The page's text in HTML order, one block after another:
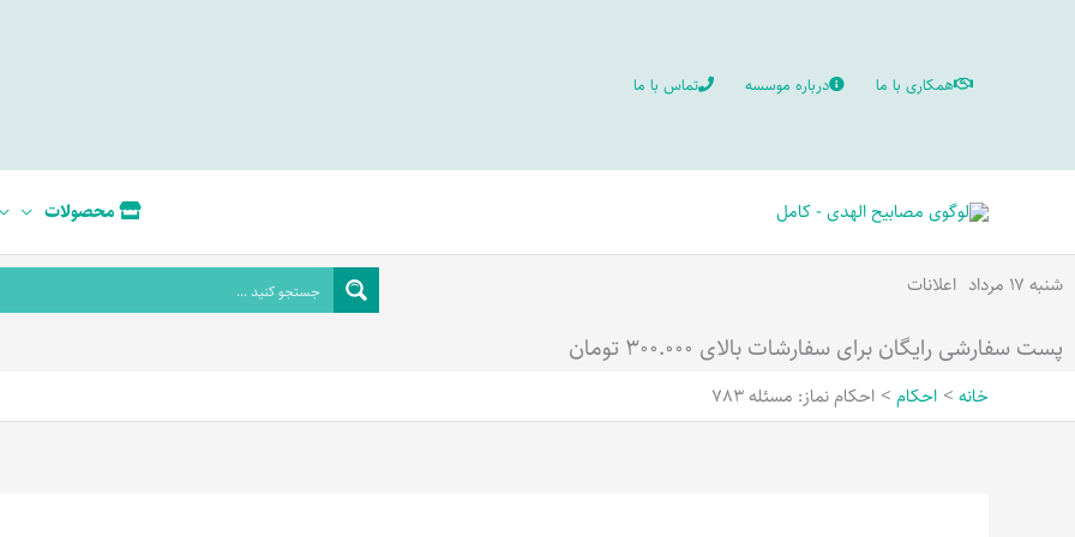
همکاری با ما درباره موسسه تماس با ما
محصولات
شنبه ۱۷ مرداد اعلانات
پست سفارشی رایگان برای سفارشات بالای ۳۰۰.۰۰۰ تومان
خانه احکام احکام نماز: مسئله 783